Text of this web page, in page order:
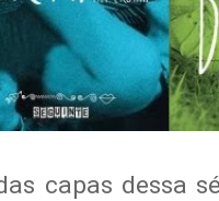
capas dessa